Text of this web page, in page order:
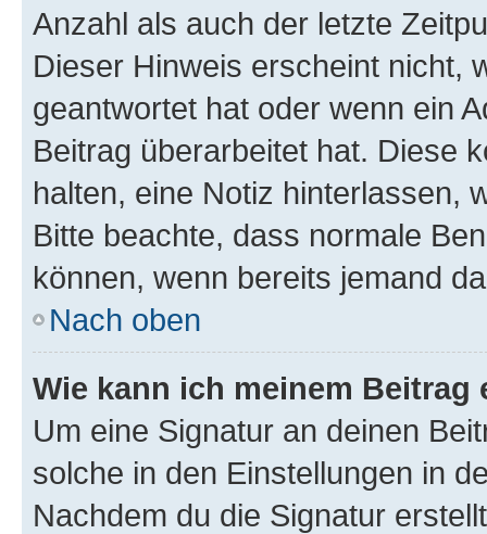
Anzahl als auch der letzte
Dieser Hinweis erscheint nicht,
geantwortet hat oder wenn ein
Beitrag überarbeitet hat. Diese
halten, eine Notiz hinterlassen,
Bitte beachte, dass normale
können, wenn bereits jemand
Nach oben
Wie kann ich meinem
Um eine Signatur an deinen
solche in den Einstellungen in
Nachdem du die Signatur